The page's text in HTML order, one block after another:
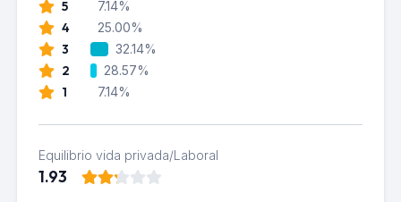
5 7.14%
4 25.00%
3 32.14%
2 28.57%
1 7.14%
Equilibrio vida privada/Laboral
1.93